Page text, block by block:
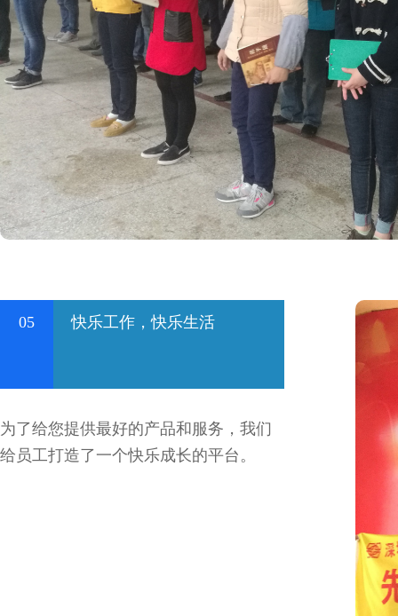
05 快乐工作，快乐生活
为了给您提供最好的产品和服务，我们
给员工打造了一个快乐成长的平台。